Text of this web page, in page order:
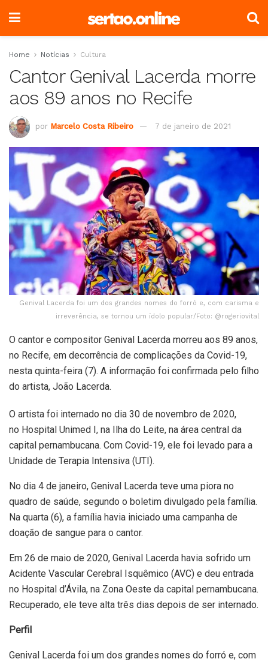
Home Notícias Cultura
Cantor Genival Lacerda morre
aos 89 anos no Recife
por Marcelo Costa Ribeiro 7 de janeiro de 2021
Genival Lacerda foi um dos grandes nomes do forró e, com carisma e
irreverência, se tornou um ídolo popular/Foto: @rogeriovital
O cantor e compositor Genival Lacerda morreu aos 89 anos,
no Recife, em decorrência de complicações da Covid-19,
nesta quinta-feira (7). A informação foi confirmada pelo filho
do artista, João Lacerda.
O artista foi internado no dia 30 de novembro de 2020,
no Hospital Unimed I, na Ilha do Leite, na área central da
capital pernambucana. Com Covid-19, ele foi levado para a
Unidade de Terapia Intensiva (UTI).
No dia 4 de janeiro, Genival Lacerda teve uma piora no
quadro de saúde, segundo o boletim divulgado pela família.
Na quarta (6), a família havia iniciado uma campanha de
doação de sangue para o cantor.
Em 26 de maio de 2020, Genival Lacerda havia sofrido um
Acidente Vascular Cerebral Isquêmico (AVC) e deu entrada
no Hospital d’Ávila, na Zona Oeste da capital pernambucana.
Recuperado, ele teve alta três dias depois de ser internado.
Perfil
Genival Lacerda foi um dos grandes nomes do forró e, com